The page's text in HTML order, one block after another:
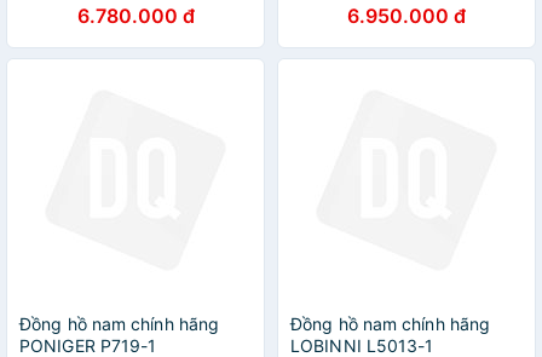
6.780.000 đ 6.950.000 đ
Đồng hồ nam chính hãng
PONIGER P719-1
Đồng hồ nam chính hãng
LOBINNI L5013-1